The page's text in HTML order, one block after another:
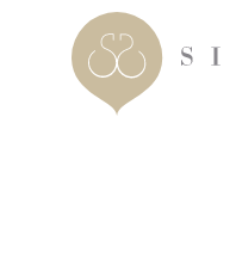
contenido